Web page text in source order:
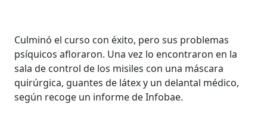
Culminó el curso con éxito, pero sus problemas
psíquicos afloraron. Una vez lo encontraron en la
sala de control de los misiles con una máscara
quirúrgica, guantes de látex y un delantal médico,
según recoge un informe de Infobae.